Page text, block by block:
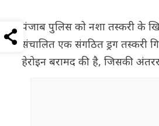
पंजाब पुलिस को नशा तस्करी के
संचालित एक संगठित ड्रग तस्करी
हेरोइन बरामद की है, जिसकी